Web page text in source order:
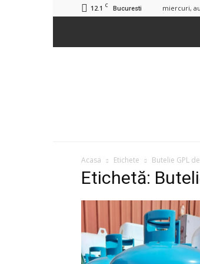
12.1 C Bucuresti miercuri,
Acasa Etichete Butelie GPL
Etichetă: